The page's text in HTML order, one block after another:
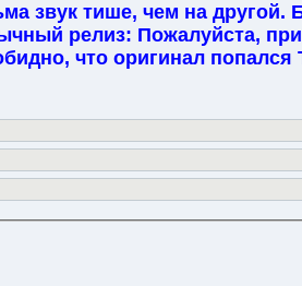
звук тише, чем на другой.
релиз: Пожалуйста,
что оригинал